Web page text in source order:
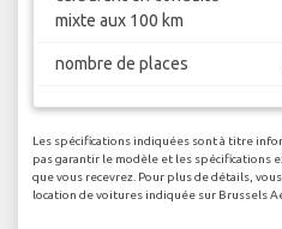
mixte aux 100 km
nombre de places
Les spécifications indiquées sont à titre
pas garantir le modèle et les spécifications
que vous recevrez. Pour plus de détails,
location de voitures indiquée sur Brussels